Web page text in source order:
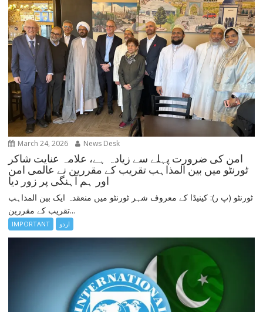
March 24, 2026 News Desk
امن کی ضرورت پہلے سے زیادہ ہے، علامہ عنایت شاکر
ٹورنٹو میں بین المذاہب تقریب کے مقررین نے عالمی امن
اور ہم آہنگی پر زور دیا
ٹورنٹو (پ ر): کینیڈا کے معروف شہر ٹورنٹو میں منعقدہ ایک بین المذاہب
تقریب کے مقررین...
IMPORTANT اردو